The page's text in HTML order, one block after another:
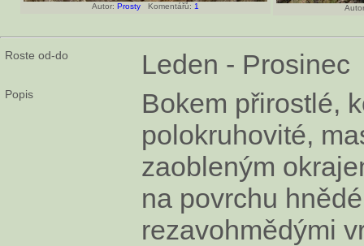
Autor: Prosty Komentářů: 1
Roste od-do Leden - Prosinec
Popis
Bokem přirostlé,
polokruhovité,
zaobleným
na povrchu
rezavohmědými